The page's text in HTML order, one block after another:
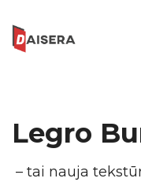
Legro
– tai nauja